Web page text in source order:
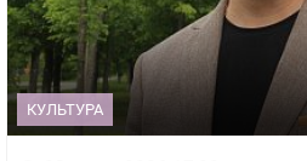
КУЛЬТУРА